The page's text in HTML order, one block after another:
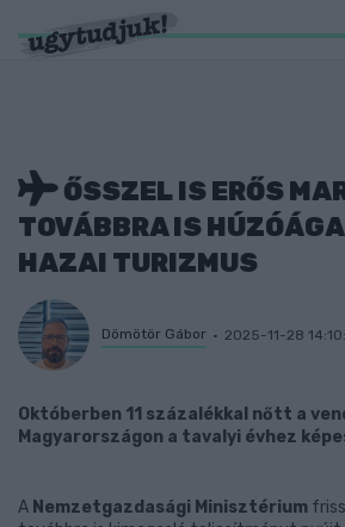
ŐSSZEL IS ERŐS
TOVÁBBRA IS
HAZAI TURIZMUS
Dömötör Gábor 2025-11-28
Októberben 11 százalékkal nőtt a
Magyarországon a tavalyi évhez
A Nemzetgazdasági Minisztérium